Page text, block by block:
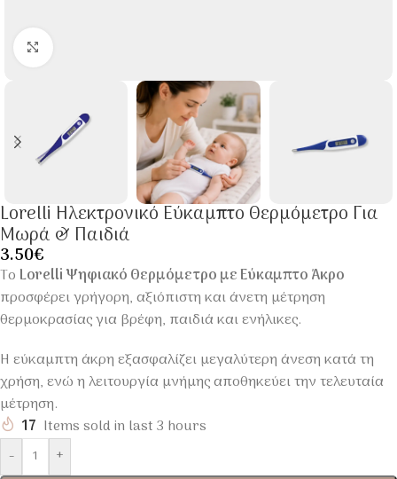
Lorelli Ηλεκτρονικό Εύκαμπτο Θερμόμετρο Για
Μωρά & Παιδιά
3.50€
Το Lorelli Ψηφιακό Θερμόμετρο με Εύκαμπτο Άκρο
προσφέρει γρήγορη, αξιόπιστη και άνετη μέτρηση
θερμοκρασίας για βρέφη, παιδιά και ενήλικες.
Η εύκαμπτη άκρη εξασφαλίζει μεγαλύτερη άνεση κατά τη
χρήση, ενώ η λειτουργία μνήμης αποθηκεύει την τελευταία
μέτρηση.
17 Items sold in last 3 hours
-
+